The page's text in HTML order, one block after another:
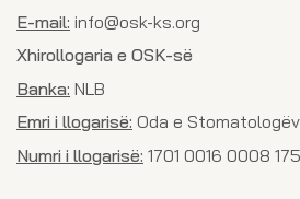
E-mail: info@osk-ks.org
Xhirollogaria e OSK-së
Banka: NLB
Emri i llogarisë: Oda e
Numri i llogarisë: 1701 0016 0008